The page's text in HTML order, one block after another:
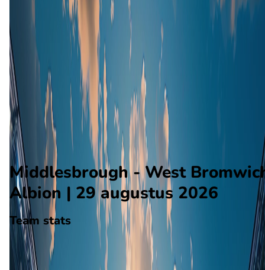
Championship , Engeland
West Bromwich Albion
Alle wedstrijden
Middlesbrough - West Bromwich Albion
Opstellingen
Voorspelling
Voorbeschouwing
Middlesbrough - West
Albion | 29 augustus 2026
Team stats
Middlesbrough
Middlesbrough